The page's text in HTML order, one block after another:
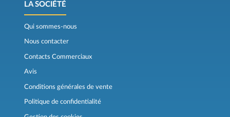
LA SOCIÉTÉ
Qui sommes-nous
Nous contacter
Contacts Commerciaux
Avis
Conditions générales de vente
Politique de confidentialité